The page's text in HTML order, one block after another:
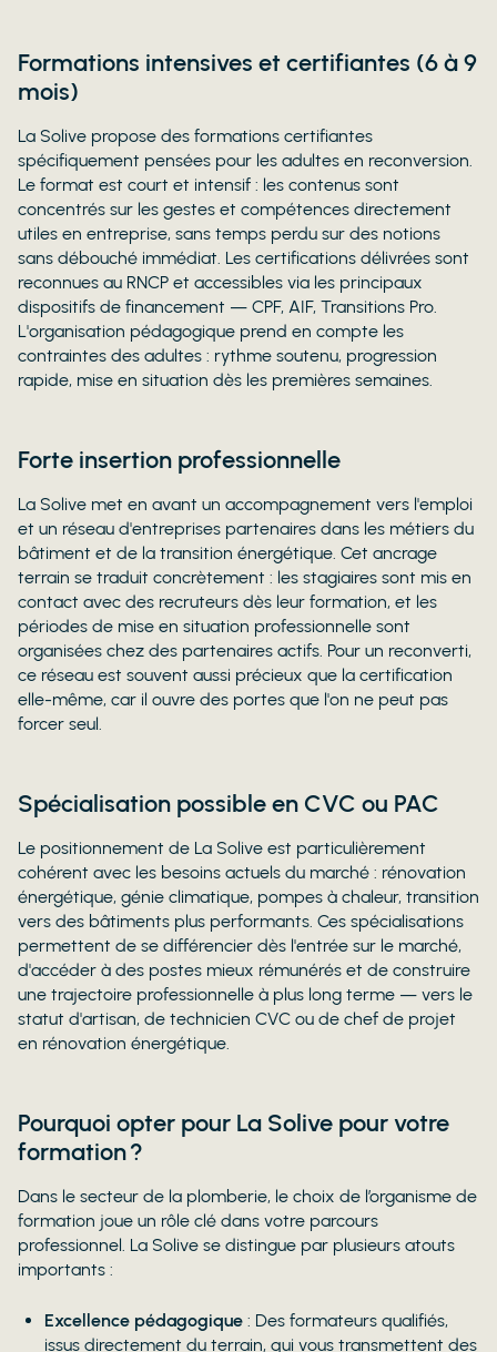
Formations intensives et certifiantes (6 à 9
mois)
La Solive propose des formations certifiantes
spécifiquement pensées pour les adultes en reconversion.
Le format est court et intensif : les contenus sont
concentrés sur les gestes et compétences directement
utiles en entreprise, sans temps perdu sur des notions
sans débouché immédiat. Les certifications délivrées sont
reconnues au RNCP et accessibles via les principaux
dispositifs de financement — CPF, AIF, Transitions Pro.
L'organisation pédagogique prend en compte les
contraintes des adultes : rythme soutenu, progression
rapide, mise en situation dès les premières semaines.
Forte insertion professionnelle
La Solive met en avant un accompagnement vers l'emploi
et un réseau d'entreprises partenaires dans les métiers du
bâtiment et de la transition énergétique. Cet ancrage
terrain se traduit concrètement : les stagiaires sont mis en
contact avec des recruteurs dès leur formation, et les
périodes de mise en situation professionnelle sont
organisées chez des partenaires actifs. Pour un reconverti,
ce réseau est souvent aussi précieux que la certification
elle-même, car il ouvre des portes que l'on ne peut pas
forcer seul.
Spécialisation possible en CVC ou PAC
Le positionnement de La Solive est particulièrement
cohérent avec les besoins actuels du marché : rénovation
énergétique, génie climatique, pompes à chaleur, transition
vers des bâtiments plus performants. Ces spécialisations
permettent de se différencier dès l'entrée sur le marché,
d'accéder à des postes mieux rémunérés et de construire
une trajectoire professionnelle à plus long terme — vers le
statut d'artisan, de technicien CVC ou de chef de projet
en rénovation énergétique.
Pourquoi opter pour La Solive pour votre
formation ?
Dans le secteur de la plomberie, le choix de l’organisme de
formation joue un rôle clé dans votre parcours
professionnel. La Solive se distingue par plusieurs atouts
importants :
Excellence pédagogique : Des formateurs qualifiés,
issus directement du terrain, qui vous transmettent des